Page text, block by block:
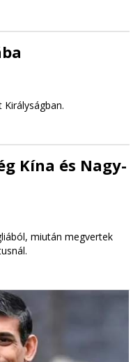
Kína és Nagy-
miután megvertek